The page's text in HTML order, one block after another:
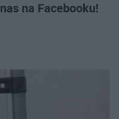
na Facebooku!